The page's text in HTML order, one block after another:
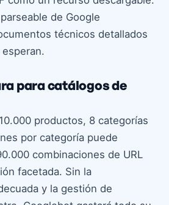
de Google
técnicos detallados
para catálogos de
productos, 8 categorías
por categoría puede
combinaciones de URL
facetada. Sin la
y la gestión de